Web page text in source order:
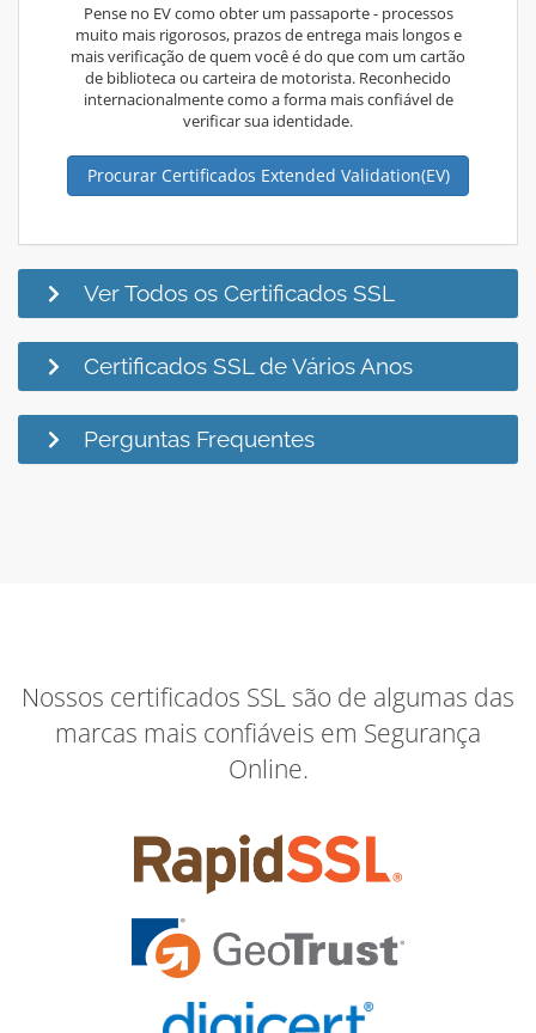
Pense no EV como obter um passaporte - processos
muito mais rigorosos, prazos de entrega mais longos e
mais verificação de quem você é do que com um cartão
de biblioteca ou carteira de motorista. Reconhecido
internacionalmente como a forma mais confiável de
verificar sua identidade.
Procurar Certificados Extended Validation(EV)
Ver Todos os Certificados SSL
Certificados SSL de Vários Anos
Perguntas Frequentes
Nossos certificados SSL são de algumas das
marcas mais confiáveis em Segurança
Online.